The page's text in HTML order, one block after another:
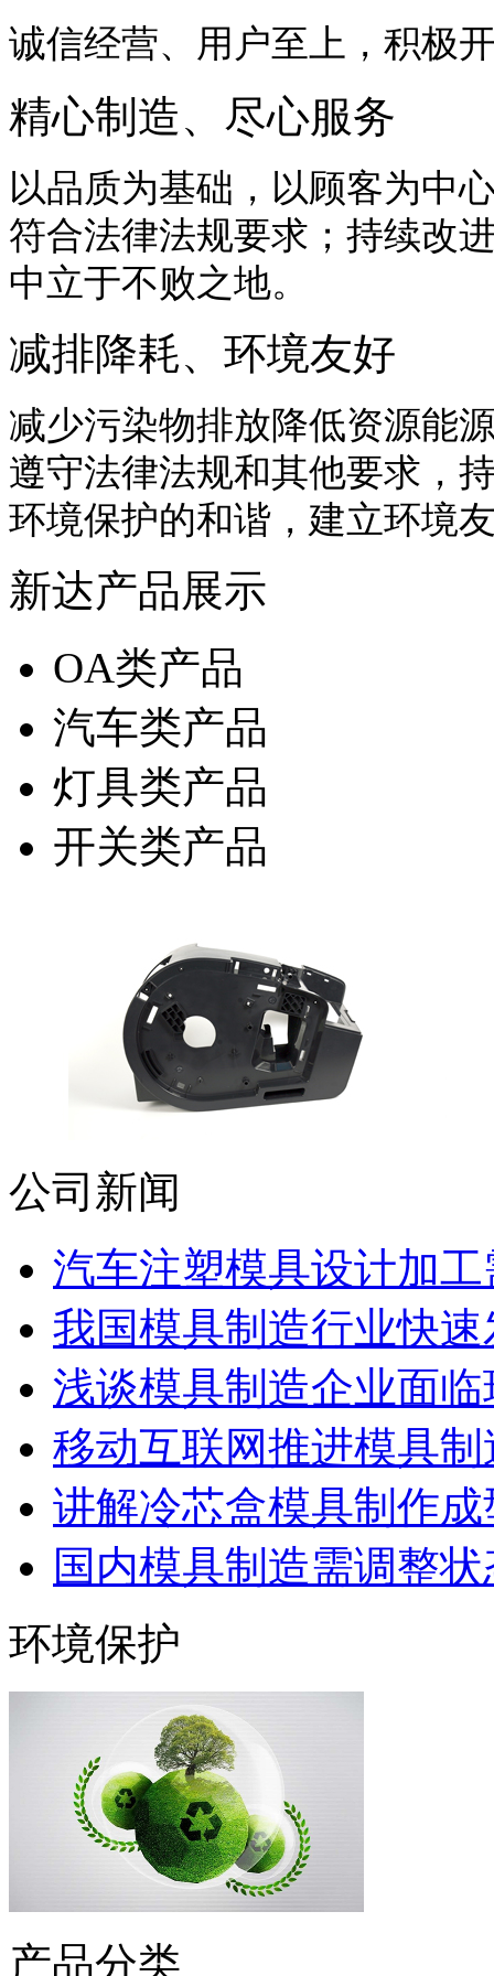
诚信经营、用户至上，积极
精心制造、尽心服务
以品质为基础，以顾客为中
符合法律法规要求；持续改
中立于不败之地。
减排降耗、环境友好
减少污染物排放降低资源能
遵守法律法规和其他要求，
环境保护的和谐，建立环境
新达产品展示
OA类产品
汽车类产品
灯具类产品
开关类产品
公司新闻
汽车注塑模具设计加
我国模具制造行业快
浅谈模具制造企业面
移动互联网推进模具
讲解冷芯盒模具制作
国内模具制造需调整
环境保护
产品分类